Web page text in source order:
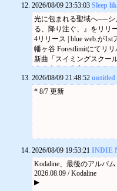
ズメント部門」、リユー
の運営を行っていたので
の、2012年に古着に特化
LE」の屋号でオープンし
そしてアミューズメント
手のGiGOに吸収分割の
離れ
13.3g / ACE COLLECTION
FARM (15TH
more info
オリジナルメンバーでの
た9作目..
ICHIKO AOBA (青葉市子)
アダンの風
2020年発表の7作目で世
サント..
MITSKI
BE THE COWBOY
more info
着丈約73cm、身幅約51cm
CHEMICAL BROTHERS,
DIG YOUR OWN HOLE
more info
1997年に発表された歴史
2026/08/09 23:53:03 Sleep
光に包まれる聖域へ──シ
る、降り注ぐ、』をリリ
4リリース | blue web.が
幡ヶ谷 Forestlimitにてリ
新曲「スイミングスクー
今の自分を肯定するため
otsureif』を8/19リリース |
ックス・アルバム『
──んoon出演 & VJは米澤
「Blue Reverberation
がラスト・シングル「ヴ
2026年8月9日
光に包まれる聖域へ──シ
2026/08/09 21:48:52 untitled
* 8/7 更新
2026/08/09 19:53:21 INDIE
Kodaline、最後のアルバム
2026.08.09 / Kodaline
▶